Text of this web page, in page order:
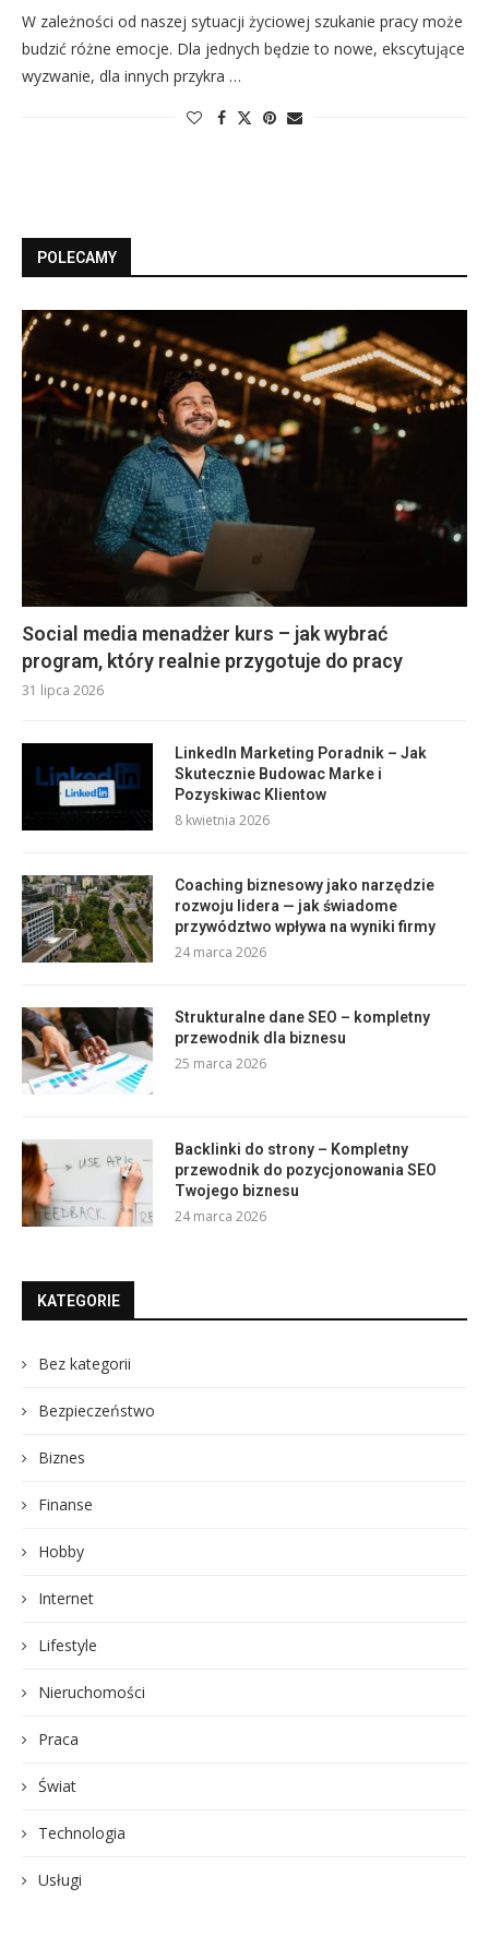
W zależności od naszej sytuacji życiowej szukanie pracy może
budzić różne emocje. Dla jednych będzie to nowe, ekscytujące
wyzwanie, dla innych przykra …
POLECAMY
Social media menadżer kurs – jak wybrać
program, który realnie przygotuje do pracy
31 lipca 2026
LinkedIn Marketing Poradnik – Jak
Skutecznie Budowac Marke i
Pozyskiwac Klientow
8 kwietnia 2026
Coaching biznesowy jako narzędzie
rozwoju lidera — jak świadome
przywództwo wpływa na wyniki firmy
24 marca 2026
Strukturalne dane SEO – kompletny
przewodnik dla biznesu
25 marca 2026
Backlinki do strony – Kompletny
przewodnik do pozycjonowania SEO
Twojego biznesu
24 marca 2026
KATEGORIE
Bez kategorii
Bezpieczeństwo
Biznes
Finanse
Hobby
Internet
Lifestyle
Nieruchomości
Praca
Świat
Technologia
Usługi